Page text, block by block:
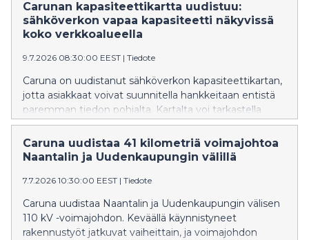
Carunan kapasiteettikartta uudistuu:
sähköverkon vapaa kapasiteetti näkyvissä
koko verkkoalueella
9.7.2026 08:30:00 EEST | Tiedote
Caruna on uudistanut sähköverkon kapasiteettikartan,
jotta asiakkaat voivat suunnitella hankkeitaan entistä
paremman tiedon pohjalta. Kartalta voi tarkastella
sähköverkon vapaata kapasiteettia kaikilla
jännitetasoilla ja tehdä hankkeiden liityntäkyselyitä.
Caruna uudistaa 41 kilometriä voimajohtoa
Naantalin ja Uudenkaupungin välillä
7.7.2026 10:30:00 EEST | Tiedote
Caruna uudistaa Naantalin ja Uudenkaupungin välisen
110 kV -voimajohdon. Keväällä käynnistyneet
rakennustyöt jatkuvat vaiheittain, ja voimajohdon